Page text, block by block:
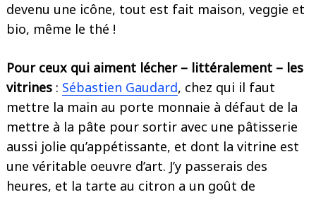
devenu une icône, tout est fait maison, veggie et
bio, même le thé !
Pour ceux qui aiment lécher – littéralement – les
vitrines : Sébastien Gaudard, chez qui il faut
mettre la main au porte monnaie à défaut de la
mettre à la pâte pour sortir avec une pâtisserie
aussi jolie qu’appétissante, et dont la vitrine est
une véritable oeuvre d’art. J’y passerais des
heures, et la tarte au citron a un goût de